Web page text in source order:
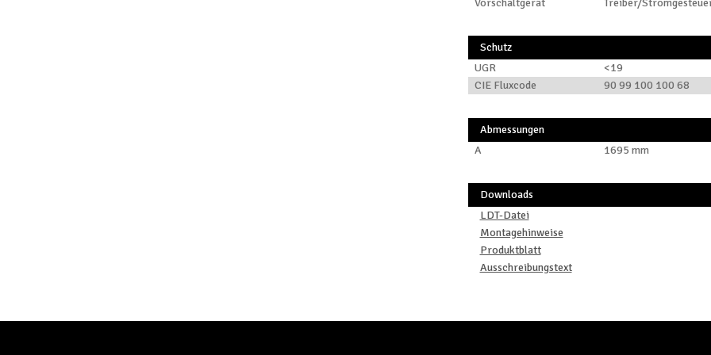
Vorschaltgerät Treiber/
Schutz
UGR
<19
CIE Fluxcode
90 99 100 100 68
Abmessungen
A
1695 mm
Downloads
LDT-Datei
Montagehinweise
Produktblatt
Ausschreibungstext